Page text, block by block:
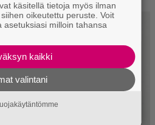
käsitellä tietoja myös ilman
oikeutettu peruste. Voit
milloin tahansa
kaikki
valintani